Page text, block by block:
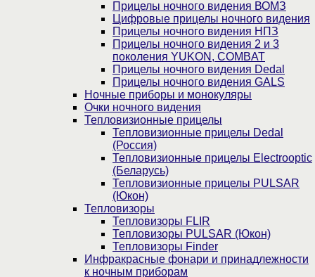
Прицелы ночного видения ВОМЗ
Цифровые прицелы ночного видения
Прицелы ночного видения НПЗ
Прицелы ночного видения 2 и 3
поколения YUKON, COMBAT
Прицелы ночного видения Dedal
Прицелы ночного видения GALS
Ночные приборы и монокуляры
Очки ночного видения
Тепловизионные прицелы
Тепловизионные прицелы Dedal
(Россия)
Тепловизионные прицелы Electrooptic
(Беларусь)
Тепловизионные прицелы PULSAR
(Юкон)
Тепловизоры
Тепловизоры FLIR
Тепловизоры PULSAR (Юкон)
Тепловизоры Finder
Инфракрасные фонари и принадлежности
к ночным приборам